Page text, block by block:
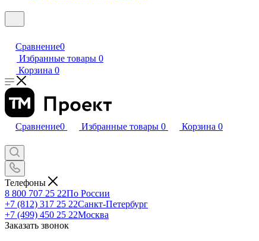
Сравнение0
Избранные товары 0
Корзина 0
Сравнение0 Избранные товары 0 Корзина 0
Телефоны
8 800 707 25 22По России
+7 (812) 317 25 22Санкт-Петербург
+7 (499) 450 25 22Москва
Заказать звонок